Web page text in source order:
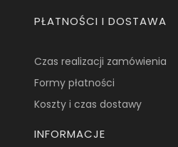
PŁATNOŚCI I DOSTAWA
Czas realizacji zamówienia
Formy płatności
Koszty i czas dostawy
INFORMACJE